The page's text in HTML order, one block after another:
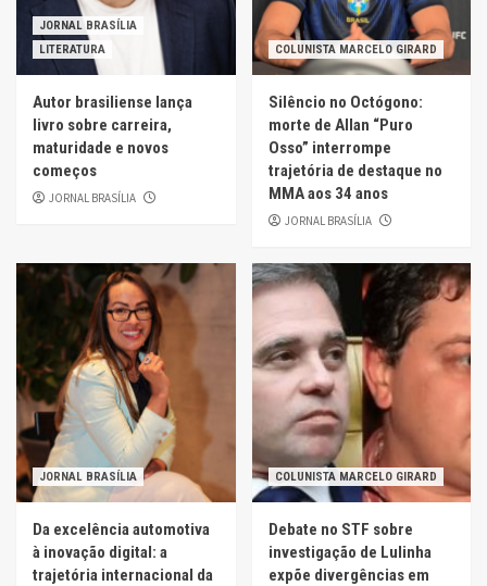
JORNAL BRASÍLIA
LITERATURA
Autor brasiliense lança
livro sobre carreira,
maturidade e novos
começos
JORNAL BRASÍLIA
COLUNISTA MARCELO GIRARD
Silêncio no Octógono:
morte de Allan “Puro
Osso” interrompe
trajetória de destaque no
MMA aos 34 anos
JORNAL BRASÍLIA
JORNAL BRASÍLIA
Da excelência automotiva
à inovação digital: a
trajetória internacional da
COLUNISTA MARCELO GIRARD
Debate no STF sobre
investigação de Lulinha
expõe divergências em